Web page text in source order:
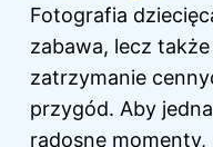
Fotografia
zabawa, lecz
zatrzymanie
przygód. Aby
radosne